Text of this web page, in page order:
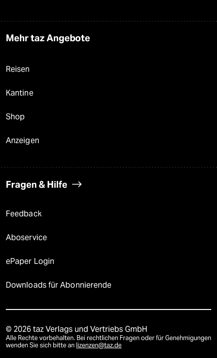
Mehr taz Angebote
Reisen
Kantine
Shop
Anzeigen
Fragen & Hilfe
Feedback
Aboservice
ePaper Login
Downloads für Abonnierende
© 2026 taz Verlags und Vertriebs GmbH
Alle Rechte vorbehalten. Bei rechtlichen Fragen oder für Genehmigungen
wenden Sie sich bitte an lizenzen@taz.de